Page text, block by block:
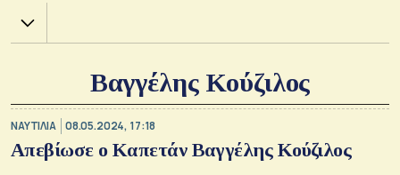
Χ.Α.
Βαγγέλης Κούζιλος
ΝΑΥΤΙΛΙΑ 08.05.2024, 17:18
Απεβίωσε ο Καπετάν Βαγγέλης Κούζιλος